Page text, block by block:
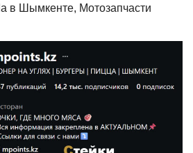
в Шымкенте, Мотозапчасти